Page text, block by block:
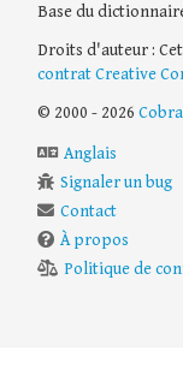
Base du
Droits d'auteur :
contrat Creative
© 2000 - 2026
Anglais
Signaler un bug
Contact
À propos
Politique de